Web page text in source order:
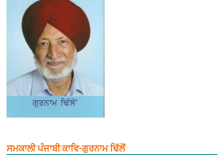
ਸਮਕਾਲੀ ਪੰਜਾਬੀ ਕਾਵਿ-ਗੁਰਨਾਮ ਢਿੱਲੋਂ